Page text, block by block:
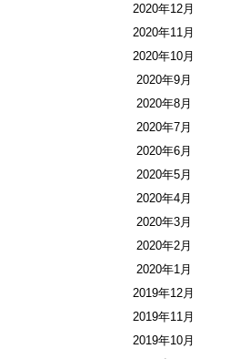
2020年12月
2020年11月
2020年10月
2020年9月
2020年8月
2020年7月
2020年6月
2020年5月
2020年4月
2020年3月
2020年2月
2020年1月
2019年12月
2019年11月
2019年10月